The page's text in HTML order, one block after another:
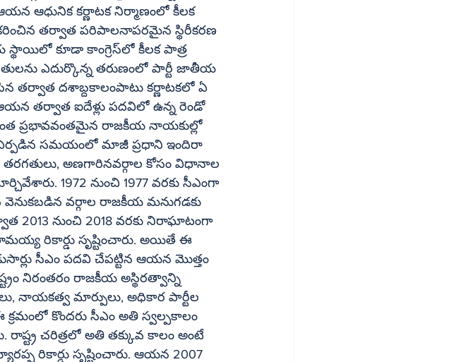
ఆధునిక కర్ణాటక నిర్మాణంలో కీలక
తర్వాత పరిపాలనాపరమైన స్థిరీకరణ
కాంగ్రెస్‌లో కీలక పాత్ర
ఎదుర్కొన్న తరుణంలో పార్టీ జాతీయ
తర్వాత దశాబ్దకాలంపాటు కర్ణాటకలో ఏ
తర్వాత ఐదేళ్లు పదవిలో ఉన్న రెండో
ప్రభావవంతమైన రాజకీయ నాయకుల్లో
తరగతులు, అణగారినవర్గాల కోసం విధానాల
1972 నుంచి 1977 వరకు సీఎంగా
వర్గాల రాజకీయ మనుగడకు
2013 నుంచి 2018 వరకు నిరాఘాటంగా
రికార్డు సృష్టించారు. అయితే ఈ
నిరంతరం రాజకీయ అస్థిరత్వాన్ని
నాయకత్వ మార్పులు, అధికార పార్టీల
కొందరు సీఎం అతి స్వల్పకాలం
రాష్ట్ర చరిత్రలో అతి తక్కువ కాలం అంటే
రికార్డు సృష్టించారు. ఆయన 2007